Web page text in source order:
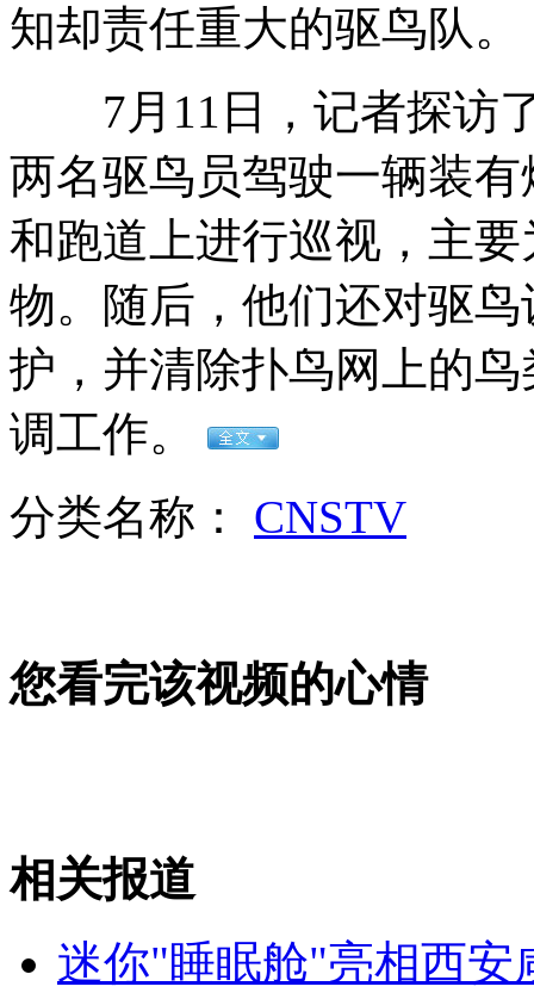
横店两女演员被奸杀系谣言
嫌犯以死相逼 警方对峙5小时
山西运城恶犬咬伤多人 警民合力深夜将其击毙
女孩北京地铁殴打老人 痛下狠手拳打脚踢
无痛分娩是否安全 医生回应
外交部：有关国家言论片面不公正
走！跟着总书记去植树
知却责任重大的驱鸟队。
7月11日，记者探访了
两名驱鸟员驾驶一辆装
和跑道上进行巡视，主
物。随后，他们还对驱
护，并清除扑鸟网上的
调工作。
分类名称： CNSTV
您看完该视频的心情
相关报道
迷你"睡眠舱"亮相西安